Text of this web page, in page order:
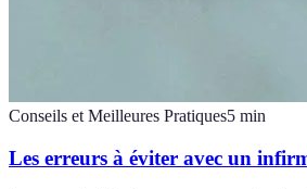
Conseils et Meilleures Pratiques5 min
Les erreurs à éviter avec un